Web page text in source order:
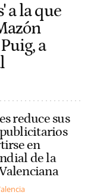
a la que
a
reduce sus
en
de la